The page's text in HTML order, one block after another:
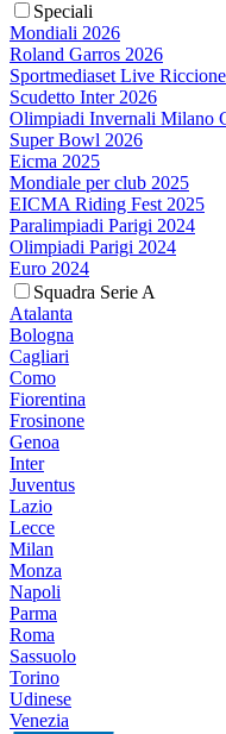
Speciali
Mondiali 2026
Roland Garros 2026
Sportmediaset Live
Scudetto Inter 2026
Olimpiadi Invernali Milano
Super Bowl 2026
Eicma 2025
Mondiale per club 2025
EICMA Riding Fest 2025
Paralimpiadi Parigi 2024
Olimpiadi Parigi 2024
Euro 2024
Squadra Serie A
Atalanta
Bologna
Cagliari
Como
Fiorentina
Frosinone
Genoa
Inter
Juventus
Lazio
Lecce
Milan
Monza
Napoli
Parma
Roma
Sassuolo
Torino
Udinese
Venezia